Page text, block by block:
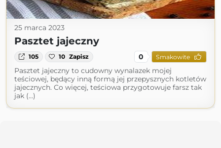
25 marca 2023
Pasztet jajeczny
105 10 Zapisz 0 Smakowite
Pasztet jajeczny to cudowny wynalazek mojej
teściowej, będący inną formą jej przepysznych kotletów
jajecznych. Co więcej, teściowa przygotowuje farsz tak
jak (...)